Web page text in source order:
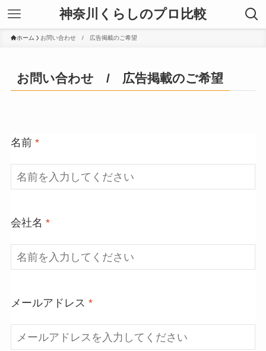
神奈川くらしのプロ比較
ホーム お問い合わせ / 広告掲載のご希望
お問い合わせ / 広告掲載のご希望
名前*
会社名 *
メールアドレス *